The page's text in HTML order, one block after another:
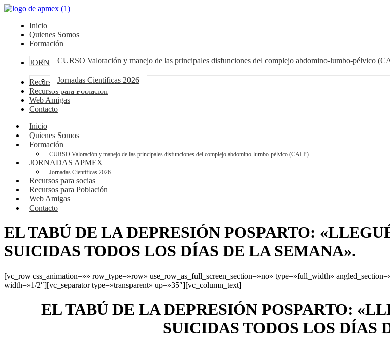
Inicio
Quienes Somos
Formación
CURSO Valoración y manejo de las principales disfunciones del complejo abdomino-lumbo-pélvico
JORNADAS APMEX
Jornadas Científicas 2026
Recursos para socias
Recursos para Población
Web Amigas
Contacto
Inicio
Quienes Somos
Formación
CURSO Valoración y manejo de las principales disfunciones del complejo abdomino-lumbo-pélvico (CALP)
JORNADAS APMEX
Jornadas Científicas 2026
Recursos para socias
Recursos para Población
Web Amigas
Contacto
EL TABÚ DE LA DEPRESIÓN POSPARTO:
SUICIDAS TODOS LOS DÍAS DE LA SEMANA».
[vc_row css_animation=»» row_type=»row» use_row_as_full_screen_section=»no» type=»full_width»
width=»1/2″][vc_separator type=»transparent» up=»35″][vc_column_text]
EL TABÚ DE LA DEPRESIÓN POSPARTO:
SUICIDAS TODOS LOS DÍAS